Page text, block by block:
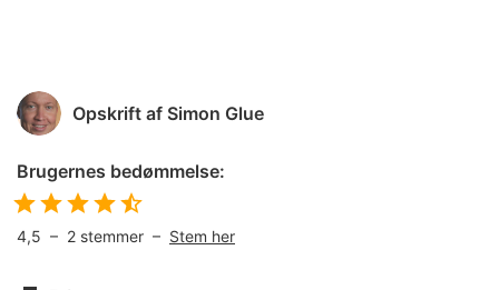
Opskrift af Simon Glue
Brugernes bedømmelse:
4,5 – 2 stemmer – Stem her